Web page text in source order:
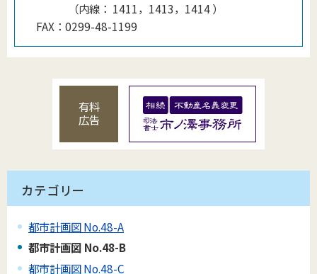
（内線 ： 1411，1413，1414）
FAX： 0299-48-1199
有料
広告
カテゴリー
都市計画図 No.48-A
都市計画図 No.48-B
都市計画図 No.48-C